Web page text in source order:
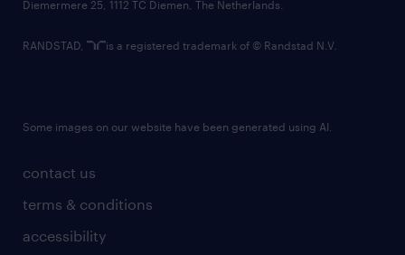
contact us
terms & conditions
accessibility
Diemermere 25, 1112 TC Diemen, The Netherlands.
RANDSTAD, is a registered trademark of © Randstad N.V.
Some images on our website have been generated using AI.